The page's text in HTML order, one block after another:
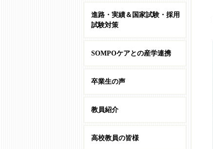
進路・実績＆国家試験・採用
試験対策
SOMPOケアとの産学連携
卒業生の声
教員紹介
高校教員の皆様